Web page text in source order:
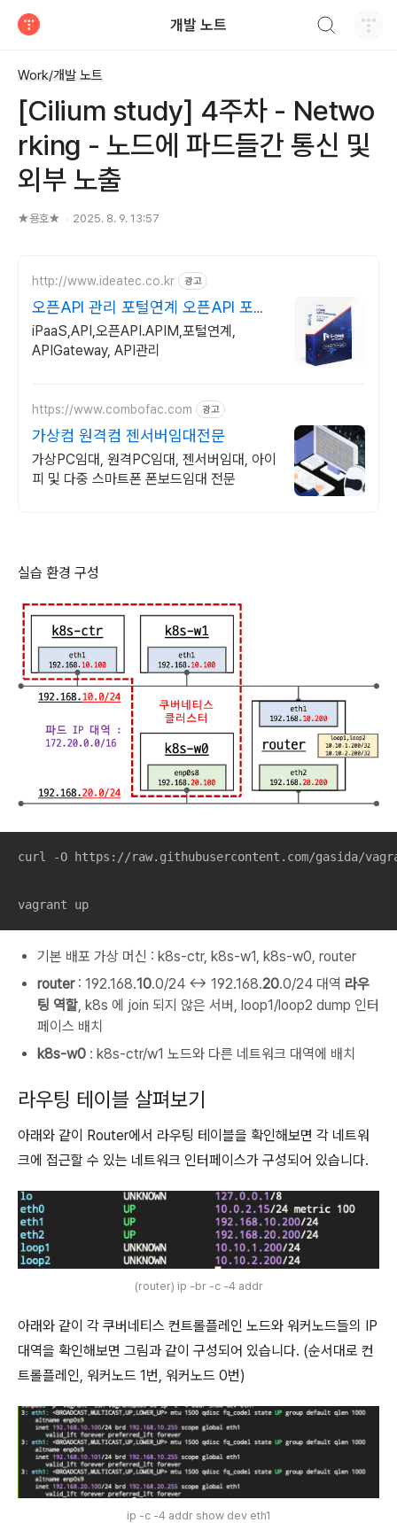
개발 노트
Work/개발 노트
[Cilium study] 4주차 - Netwo
rking - 노드에 파드들간 통신 및
외부 노출
★용호★ 2025. 8. 9. 13:57
http://www.ideatec.co.kr 광고
오픈API 관리 포털연계 오픈API 포털
연계
iPaaS,API,오픈API.APIM,포털연계,
APIGateway, API관리
https://www.combofac.com 광고
가상컴 원격컴 젠서버임대전문
가상PC임대, 원격PC임대, 젠서버임대, 아이
피 및 다중 스마트폰 폰보드임대 전문
실습 환경 구성
curl -O https://raw.githubusercontent.com/gasida/
vagrant up
기본 배포 가상 머신 : k8s-ctr, k8s-w1, k8s-w0, router
router: 192.168.10.0/24 ↔ 192.168.20.0/24 대역 라우
팅 역할, k8s 에 join 되지 않은 서버, loop1/loop2 dump 인터
페이스 배치
k8s-w0 : k8s-ctr/w1 노드와 다른 네트워크 대역에 배치
라우팅 테이블 살펴보기
아래와 같이 Router에서 라우팅 테이블을 확인해보면 각 네트워
크에 접근할 수 있는 네트워크 인터페이스가 구성되어 있습니다.
(router) ip -br -c -4 addr
아래와 같이 각 쿠버네티스 컨트롤플레인 노드와 워커노드들의 IP
대역을 확인해보면 그림과 같이 구성되어 있습니다. (순서대로 컨
트롤플레인, 워커노드 1번, 워커노드 0번)
ip -c -4 addr show dev eth1